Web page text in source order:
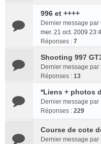
996 et ++++
Dernier message par
mer. 21 oct. 2009
Réponses : 7
Shooting 997
Dernier message par
Réponses : 13
*Liens + photos
Dernier message par
Réponses : 229
Course de cote
Dernier message par